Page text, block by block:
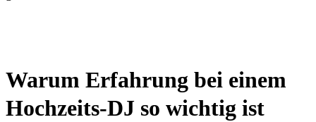
Warum Erfahrung bei einem
Hochzeits-DJ so wichtig ist